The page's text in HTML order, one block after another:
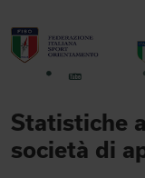
Statistiche
società di